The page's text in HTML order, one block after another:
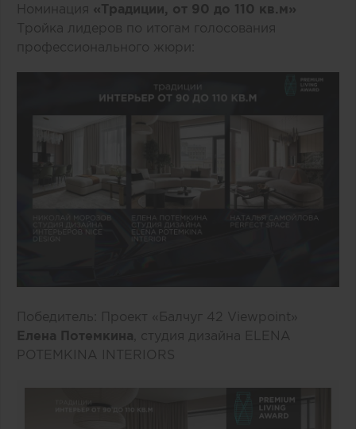
Номинация «Традиции, от 90 до 110 кв.м»
Тройка лидеров по итогам голосования
профессионального жюри:
Победитель: Проект «Балчуг 42 Viewpoint»
Елена Потемкина , студия дизайна ELENA
POTEMKINA INTERIORS